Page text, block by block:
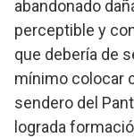
abandonado
perceptible y
que debería de
mínimo colocar
sendero del
lograda